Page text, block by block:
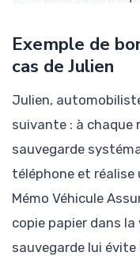
Exemple de
cas de Julien
Julien,
suivante : à chaque
sauvegarde
téléphone et réalise
Mémo Véhicule
copie papier dans
sauvegarde lui